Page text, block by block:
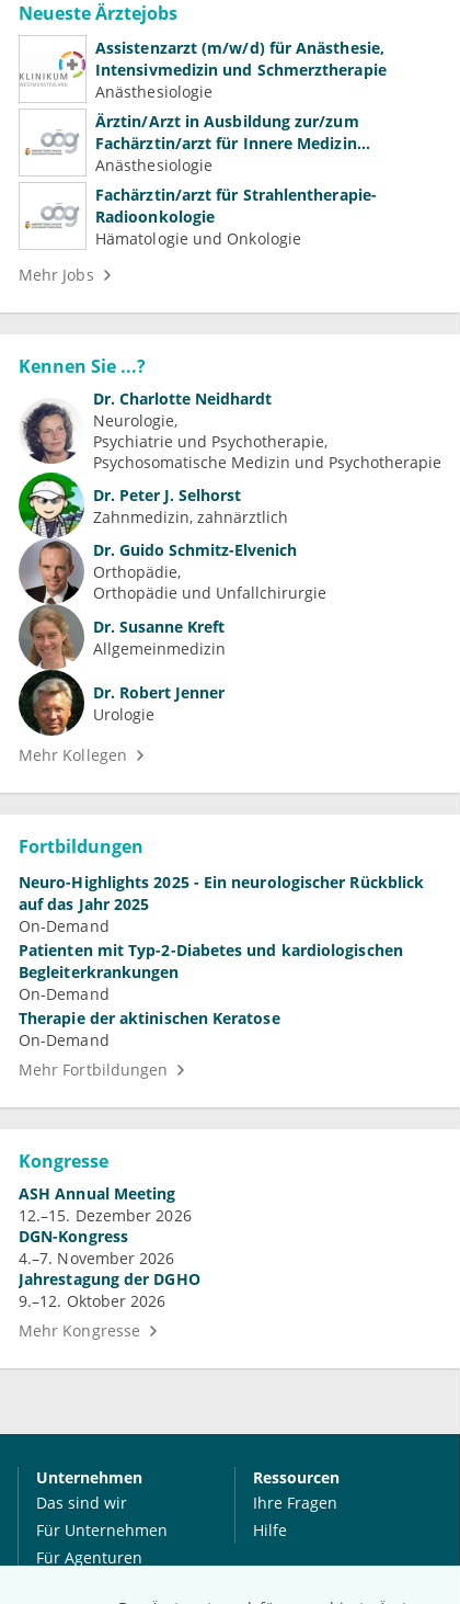
Neueste Ärztejobs
Assistenzarzt (m/w/d) für Anästhesie,
Intensivmedizin und Schmerztherapie
Anästhesiologie
Ärztin/Arzt in Ausbildung zur/zum
Fachärztin/arzt für Innere Medizin
(Kardiologie, Nephrologie, Intensivmedizin)
Anästhesiologie
Fachärztin/arzt für Strahlentherapie-
Radioonkologie
Hämatologie und Onkologie
Mehr Jobs
Kennen Sie ...?
Dr. Charlotte Neidhardt
Neurologie
Psychiatrie und Psychotherapie
Psychosomatische Medizin und Psychotherapie
Dr. Peter J. Selhorst
Zahnmedizin, zahnärztlich
Dr. Guido Schmitz-Elvenich
Orthopädie
Orthopädie und Unfallchirurgie
Dr. Susanne Kreft
Allgemeinmedizin
Dr. Robert Jenner
Urologie
Mehr Kollegen
Fortbildungen
Neuro-Highlights 2025 - Ein neurologischer Rückblick
auf das Jahr 2025
On-Demand
Patienten mit Typ-2-Diabetes und kardiologischen
Begleiterkrankungen
On-Demand
Therapie der aktinischen Keratose
On-Demand
Mehr Fortbildungen
Kongresse
ASH Annual Meeting
12.–15. Dezember 2026
DGN-Kongress
4.–7. November 2026
Jahrestagung der DGHO
9.–12. Oktober 2026
Mehr Kongresse
Unternehmen
Das sind wir
Für Unternehmen
Für Agenturen
Ressourcen
Ihre Fragen
Hilfe